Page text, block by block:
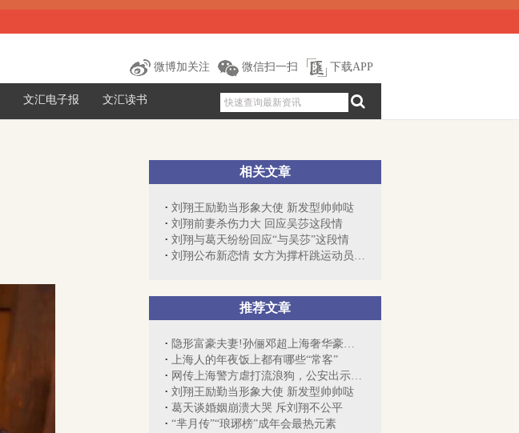
微博加关注 微信扫一扫 下载APP
文汇电子报 文汇读书
相关文章
刘翔王励勤当形象大使 新发型帅帅哒
刘翔前妻杀伤力大 回应吴莎这段情
刘翔与葛天纷纷回应“与吴莎”这段情
刘翔公布新恋情 女方为撑杆跳运动员吴莎
推荐文章
隐形富豪夫妻!孙俪邓超上海奢华豪宅内景曝光
上海人的年夜饭上都有哪些“常客”
网传上海警方虐打流浪狗，公安出示执法视...
刘翔王励勤当形象大使 新发型帅帅哒
葛天谈婚姻崩溃大哭 斥刘翔不公平
“芈月传”“琅琊榜”成年会最热元素